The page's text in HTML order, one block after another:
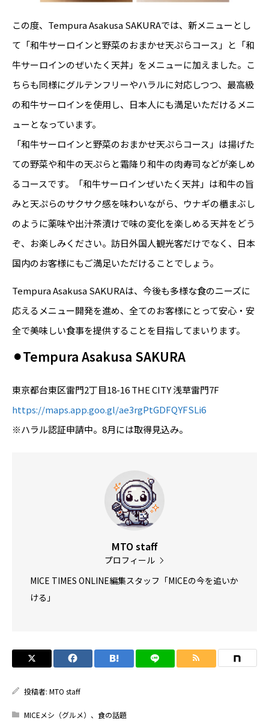
この度、Tempura Asakusa SAKURAでは、新メニューとし
て「和牛サーロインと野菜のおまかせ天ぷらコース」と「和
牛サーロインのぜいたく天丼」をメニューに加えました。こ
ちらも同様にグルテンフリーやハラルに対応しつつ、最高級
の和牛サーロインを使用し、日本人にも満足いただけるメニ
ューとなっています。
「和牛サーロインと野菜のおまかせ天ぷらコース」は揚げた
ての野菜や和牛の天ぷらと霜降り和牛の肉寿司などが楽しめ
るコースです。「和牛サーロインぜいたく天丼」は和牛の旨
みと天ぷらのサクサク感を味わいながら、ウナギの櫃まぶし
のように薬味や出汁茶漬けで味の変化を楽しめる天丼をどう
ぞ、お楽しみください。訪日外国人観光客だけでなく、日本
国内のお客様にもご満足いただけることでしょう。
Tempura Asakusa SAKURAは、今後も多様な食のニーズに
応えるメニュー開発を進め、全てのお客様にとって安心・安
全で美味しい食事を提供することを目指してまいります。
⚫︎Tempura Asakusa SAKURA
東京都台東区雷門2丁目18-16 THE CITY 浅草雷門7F
https://maps.app.goo.gl/ae3rgPtGDFQYFSLi6
※ハラル認証申請中。8月には取得見込み。
MTO staff
プロフィール
MICE TIMES ONLINE編集スタッフ「MICEの今を追いか
ける」
投稿者: MTO staff
MICEメシ（グルメ）、食の話題